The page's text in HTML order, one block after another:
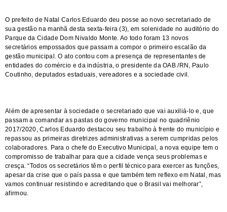
O prefeito de Natal Carlos Eduardo deu posse ao novo secretariado de
sua gestão na manhã desta sexta-feira (3), em solenidade no auditório do
Parque da Cidade Dom Nivaldo Monte. Ao todo foram 13 novos
secretários empossados que passam a compor o primeiro escalão da
gestão municipal. O ato contou com a presença de representantes de
entidades do comércio e da indústria, o presidente da OAB /RN, Paulo
Coutinho, deputados estaduais, vereadores e a sociedade civil.
Além de apresentar à sociedade o secretariado que vai auxiliá-lo e, que
passam a comandar as pastas do governo municipal no quadriênio
2017/2020, Carlos Eduardo destacou seu trabalho à frente do município e
repassou as primeiras diretrizes administrativas a serem cumpridas pelos
colaboradores. Para o chefe do Executivo Municipal, a nova equipe tem o
compromisso de trabalhar para que a cidade vença seus problemas e
cresça. “Todos os secretários têm o perfil técnico para exercer as funções,
apesar da crise que o país passa e que também tem reflexo em Natal, mas
vamos continuar resistindo e acreditando que o Brasil vai melhorar”,
afirmou.